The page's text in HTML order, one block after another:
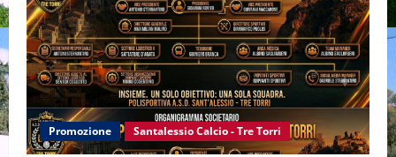
Promozione Santalessio Calcio - Tre Torri